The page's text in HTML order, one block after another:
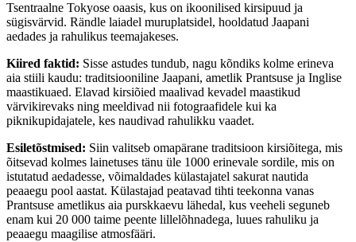
Tsentraalne Tokyose oaasis, kus on ikoonilised kirsipuud ja
sügisvärvid. Rändle laiadel muruplatsidel, hooldatud Jaapani
aedades ja rahulikus teemajakeses.
Kiired faktid: Sisse astudes tundub, nagu kõndiks kolme erineva
aia stiili kaudu: traditsiooniline Jaapani, ametlik Prantsuse ja Inglise
maastikuaed. Elavad kirsiõied maalivad kevadel maastikud
värvikirevaks ning meeldivad nii fotograafidele kui ka
piknikupidajatele, kes naudivad rahulikku vaadet.
Esiletõstmised: Siin valitseb omapärane traditsioon kirsiõitega, mis
õitsevad kolmes lainetuses tänu üle 1000 erinevale sordile, mis on
istutatud aedadesse, võimaldades külastajatel sakurat nautida
peaaegu pool aastat. Külastajad peatavad tihti teekonna vanas
Prantsuse ametlikus aia purskkaevu lähedal, kus veeheli seguneb
enam kui 20 000 taime peente lillelõhnadega, luues rahuliku ja
peaaegu maagilise atmosfääri.